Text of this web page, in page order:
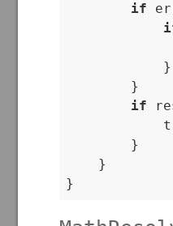
if
            }
        }
if
        }
    }
}